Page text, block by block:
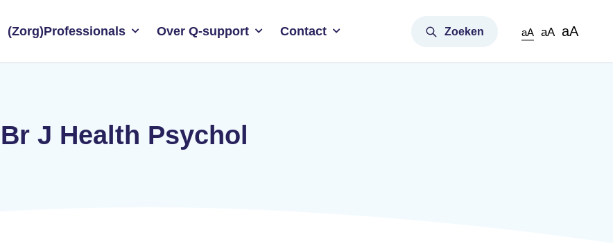
(Zorg)Professionals Over Q-support Contact Zoeken aA aA aA
J Health Psychol